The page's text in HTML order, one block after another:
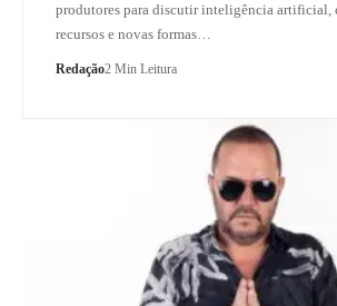
produtores para discutir inteligência artificial,
recursos e novas formas…
Redação2 Min Leitura